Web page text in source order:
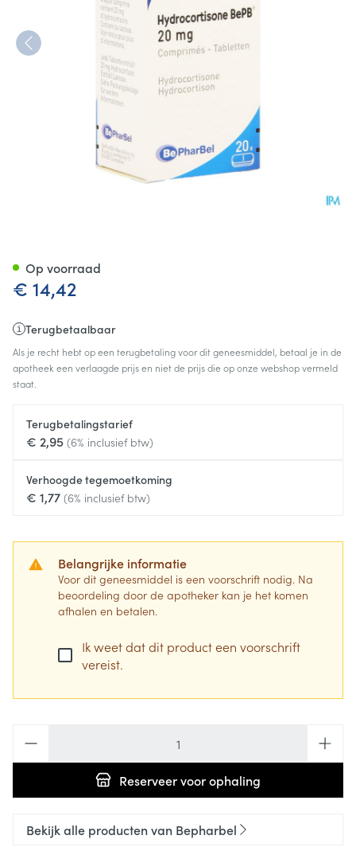
€ 14,42
Terugbetaalbaar
Als je recht hebt op een terugbetaling voor dit geneesmiddel, betaal je in de
apotheek een verlaagde prijs en niet de prijs die op onze webshop vermeld
staat.
Terugbetalingstarief
€ 2,95 (6% inclusief btw)
Verhoogde tegemoetkoming
€ 1,77 (6% inclusief btw)
Belangrijke informatie
Voor dit geneesmiddel is een voorschrift nodig. Na
beoordeling door de apotheker kan je het komen
afhalen en betalen.
Ik weet dat dit product een voorschrift
vereist.
Reserveervoor ophaling
Op voorraad
Bekijk alle producten van Bepharbel